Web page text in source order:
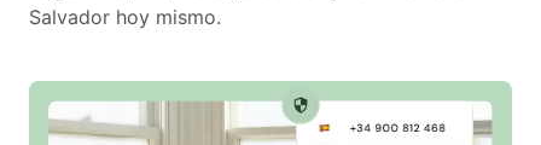
Salvador hoy mismo.